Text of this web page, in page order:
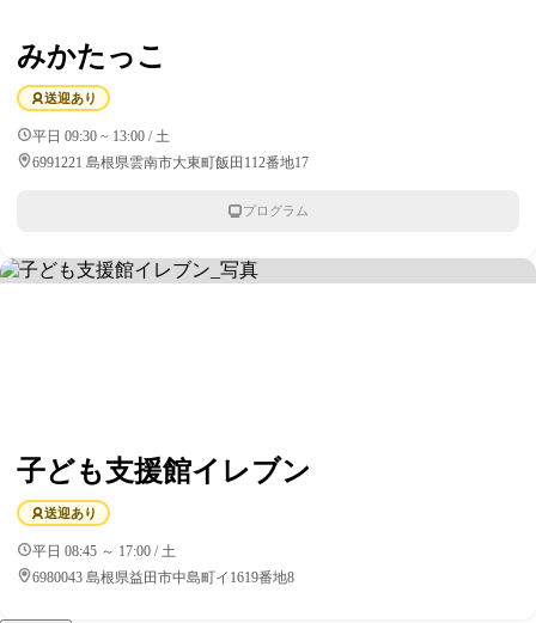
みかたっこ
送迎あり
平日 09:30 ~ 13:00 / 土
6991221 島根県雲南市大東町飯田112番地17
プログラム
子ども支援館イレブン
送迎あり
平日 08:45 ～ 17:00 / 土
6980043 島根県益田市中島町イ1619番地8